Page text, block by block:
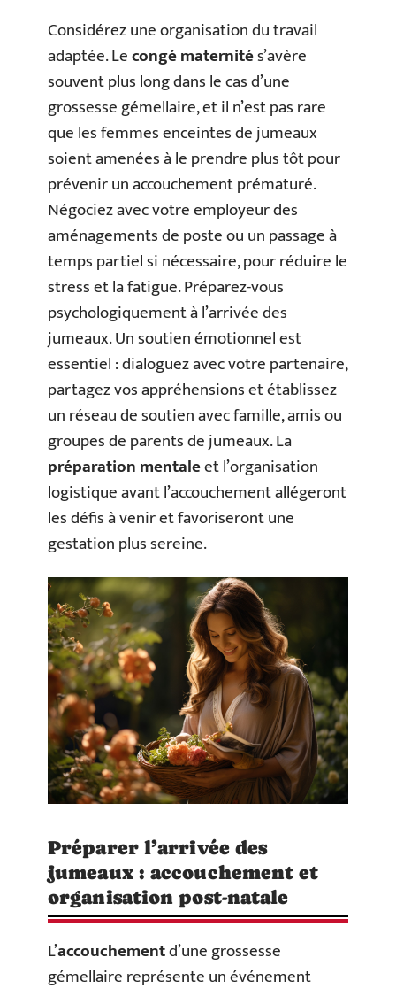
Considérez une organisation du travail
adaptée. Lecongé maternités’avère
souvent plus long dans le cas d’une
grossesse gémellaire, et il n’est pas rare
que les femmes enceintes de jumeaux
soient amenées à le prendre plus tôt pour
prévenir un accouchement prématuré.
Négociez avec votre employeur des
aménagements de poste ou un passage à
temps partiel si nécessaire, pour réduire le
stress et la fatigue. Préparez-vous
psychologiquement à l’arrivée des
jumeaux. Un soutien émotionnel est
essentiel : dialoguez avec votre partenaire,
partagez vos appréhensions et établissez
un réseau de soutien avec famille, amis ou
groupes de parents de jumeaux. La
préparation mentaleet l’organisation
logistique avant l’accouchement allégeront
les défis à venir et favoriseront une
gestation plus sereine.
Préparer l’arrivée des
jumeaux : accouchement et
organisation post-natale
L’accouchementd’une grossesse
gémellaire représente un événement